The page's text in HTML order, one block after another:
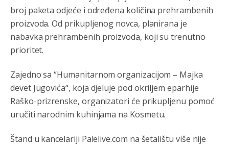
broj paketa odjeće i određena količina prehrambenih
proizvoda. Od prikupljenog novca, planirana je
nabavka prehrambenih proizvoda, koji su trenutno
prioritet.
Zajedno sa “Humanitarnom organizacijom – Majka
devet Jugovića“, koja djeluje pod okriljem eparhije
Raško-prizrenske, organizatori će prikupljenu pomoć
uručiti narodnim kuhinjama na Kosmetu.
Štand u kancelariji Palelive.com na šetalištu više nije
Mile je predsjednik stranke kao recimo Bakir ili Dragan a
tzv.rsneće nikad biti država,samo pokrajina u državi
Bosni i Hercegovini
Анонимно2806339
RS je država ako nisi znao
биће увек држава за турчина који овде уноси немир